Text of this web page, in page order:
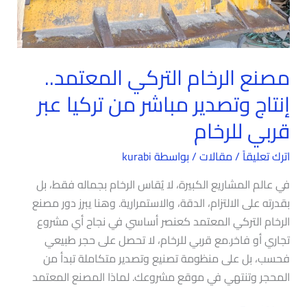
مصنع الرخام التركي المعتمد..
إنتاج وتصدير مباشر من تركيا عبر
قربي للرخام
اترك تعليقاً/مقالات/ بواسطةkurabi
في عالم المشاريع الكبيرة، لا يُقاس الرخام بجماله فقط، بل
بقدرته على الالتزام، الدقة، والاستمرارية. وهنا يبرز دور مصنع
الرخام التركي المعتمد كعنصر أساسي في نجاح أي مشروع
تجاري أو فاخر.مع قربي للرخام، لا تحصل على حجر طبيعي
فحسب، بل على منظومة تصنيع وتصدير متكاملة تبدأ من
المحجر وتنتهي في موقع مشروعك. لماذا المصنع المعتمد